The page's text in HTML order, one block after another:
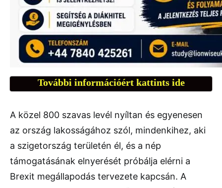
További információért kattints ide
A közel 800 szavas levél nyíltan és egyenesen
az ország lakosságához szól, mindenkihez, aki
a szigetország területén él, és a nép
támogatásának elnyerését próbálja elérni a
Brexit megállapodás tervezete kapcsán. A